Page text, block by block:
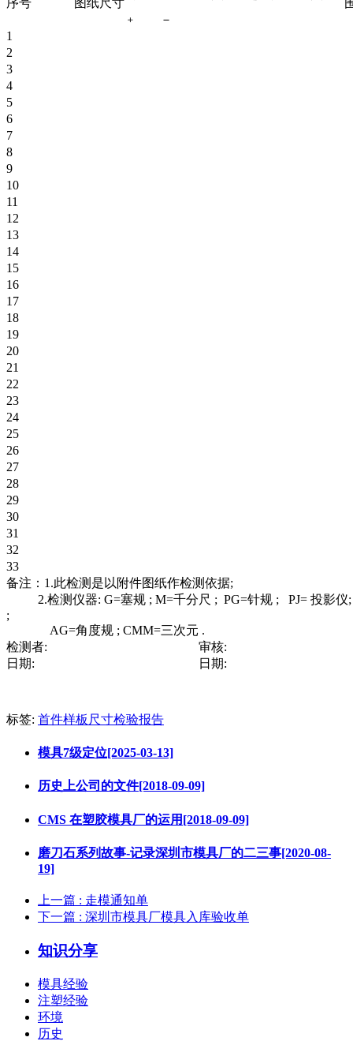
﹢
－
1
2
3
4
5
6
7
8
9
10
11
12
13
14
15
16
17
18
19
20
21
22
23
24
25
26
27
28
29
30
31
32
33
备注： 1.此检测是以附件图纸作检测依据;
2.检测仪器: G=塞规 ; M=千分尺 ; PG=针规 ; PJ= 投影仪
;
AG=角度规 ; CMM=三次元 .
检测者: 审核:
日期: 日期:
标签: 首件样板尺寸检验报告
模具7级定位[2025-03-13]
历史上公司的文件[2018-09-09]
CMS 在塑胶模具厂的运用[2018-09-09]
磨刀石系列故事-记录深圳市模具厂的二三事[2020-08-
19]
上一篇 : 走模通知单
下一篇 : 深圳市模具厂模具入库验收单
知识分享
模具经验
注塑经验
环境
历史